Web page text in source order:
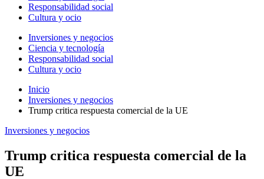
Responsabilidad social
Cultura y ocio
Inversiones y negocios
Ciencia y tecnología
Responsabilidad social
Cultura y ocio
Inicio
Inversiones y negocios
Trump critica respuesta comercial de la UE
Inversiones y negocios
Trump critica respuesta comercial de la
UE